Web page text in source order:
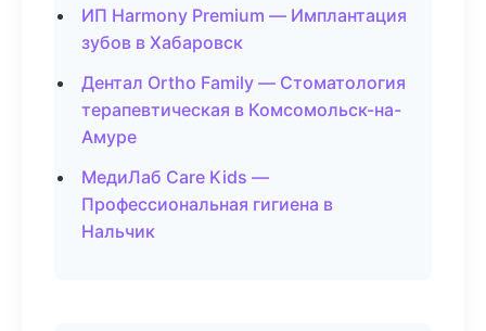
ИП Harmony Premium — Имплантация
зубов в Хабаровск
Дентал Ortho Family — Стоматология
терапевтическая в Комсомольск-на-
Амуре
МедиЛаб Care Kids —
Профессиональная гигиена в
Нальчик